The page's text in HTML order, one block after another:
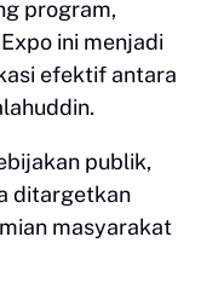
program,
ini menjadi
efektif antara
publik,
ditargetkan
masyarakat